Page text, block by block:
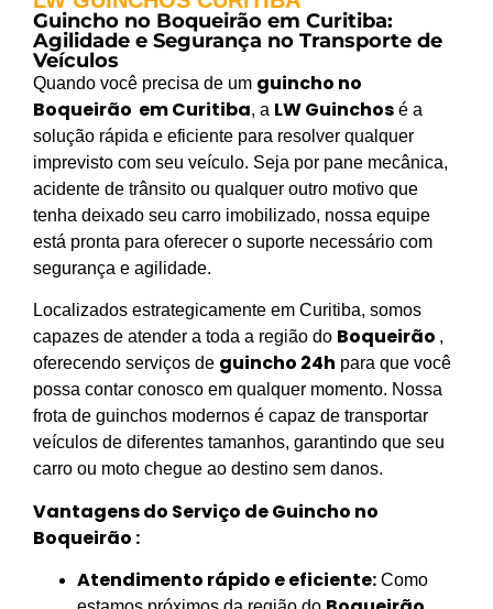
Guincho no Boqueirão em Curitiba:
Agilidade e Segurança no Transporte de
Veículos
Quando você precisa de um guincho no
Boqueirão em Curitiba, a LW Guinchos é a
solução rápida e eficiente para resolver qualquer
imprevisto com seu veículo. Seja por pane mecânica,
acidente de trânsito ou qualquer outro motivo que
tenha deixado seu carro imobilizado, nossa equipe
está pronta para oferecer o suporte necessário com
segurança e agilidade.
Localizados estrategicamente em Curitiba, somos
capazes de atender a toda a região do Boqueirão ,
oferecendo serviços de guincho 24h para que você
possa contar conosco em qualquer momento. Nossa
frota de guinchos modernos é capaz de transportar
veículos de diferentes tamanhos, garantindo que seu
carro ou moto chegue ao destino sem danos.
Vantagens do Serviço de Guincho no
Boqueirão :
Atendimento rápido e eficiente: Como